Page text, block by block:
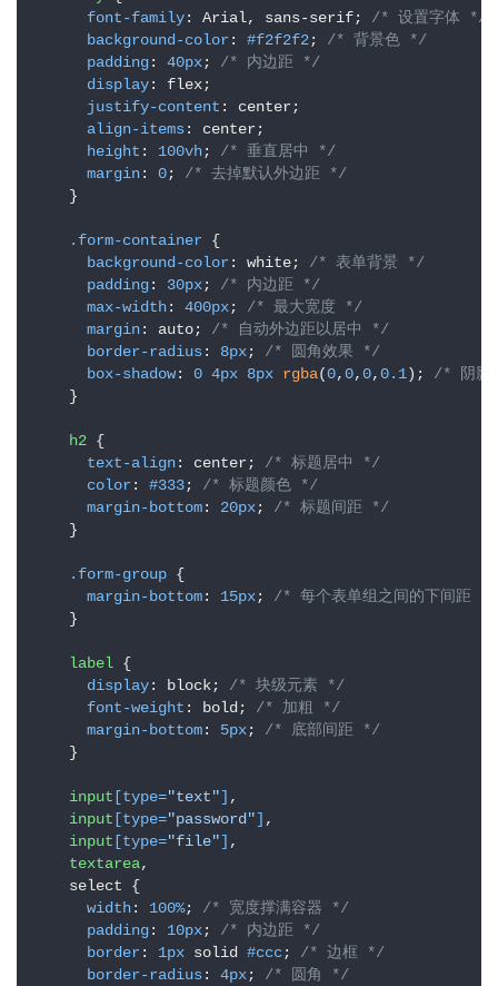
font-family: Arial, sans-serif; /* 设置字体 */
background-color: #f2f2f2; /* 背景色 */
padding: 40px; /* 内边距 */
display: flex;
justify-content : center;
align-items: center;
height : 100vh; /* 垂直居中 */
margin: 0; /* 去掉默认外边距 */
    }
.form-container {
background-color: white; /* 表单背景 */
padding: 30px; /* 内边距 */
max-width: 400px; /* 最大宽度 */
margin: auto; /* 自动外边距以居中 */
border-radius: 8px; /* 圆角效果 */
box-shadow: 0 4px 8px rgba(0,0,0,0.1); /* 阴影
    }
h2 {
text-align: center; /* 标题居中 */
color: #333; /* 标题颜色 */
margin-bottom: 20px; /* 标题间距 */
    }
.form-group {
margin-bottom: 15px; /* 每个表单组之间的下间距 */
    }
label {
display: block; /* 块级元素 */
font-weight : bold; /* 加粗 */
margin-bottom: 5px; /* 底部间距 */
    }
input [type="text"] ,
input [type="password"] ,
input [type="file"] ,
textarea,
    select {
width: 100%; /* 宽度撑满容器 */
padding: 10px; /* 内边距 */
border: 1px solid #ccc; /* 边框 */
border-radius: 4px; /* 圆角 */